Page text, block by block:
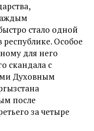
стало одной
Особое
для него
скандала с
Духовным
после
за четыре